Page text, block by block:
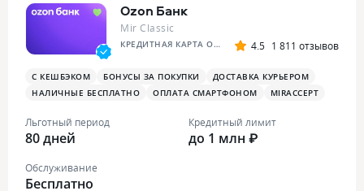
Ozon Банк
Mir Classic
КРЕДИТНАЯ КАРТА OZON 4.5 1 811 отзывов
С КЕШБЭКОМ БОНУСЫ ЗА ПОКУПКИ
ДОСТАВКА КУРЬЕРОМ
НАЛИЧНЫЕ БЕСПЛАТНО
ОПЛАТА СМАРТФОНОМ MIRACCEPT
Льготный период
80 дней
Кредитный лимит
до 1 млн ₽
Обслуживание
Бесплатно